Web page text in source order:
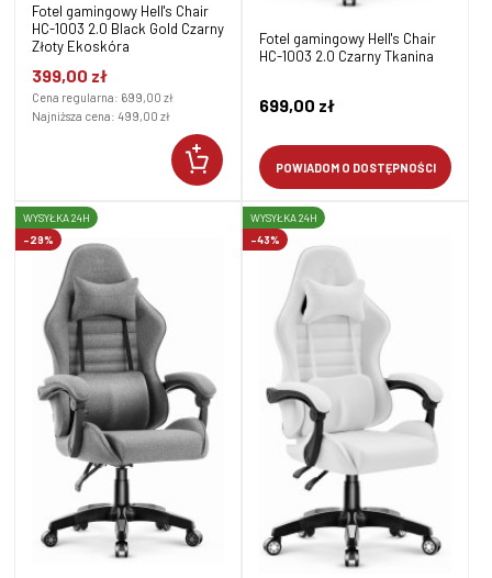
Fotel gamingowy Hell's Chair
HC-1003 2.0 Black Gold Czarny
Złoty Ekoskóra
399,00 zł
Cena regularna: 699,00 zł
Najniższa cena: 499,00 zł
Fotel gamingowy Hell's Chair
HC-1003 2.0 Czarny Tkanina
699,00 zł
POWIADOM O DOSTĘPNOŚCI
-29%
WYSYŁKA 24H
-43%
WYSYŁKA 24H